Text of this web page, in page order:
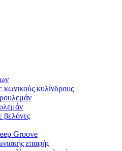
κυλίνδρους
βελόνες
Groove
επαφής